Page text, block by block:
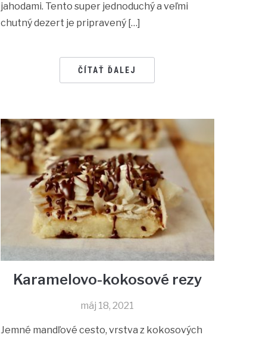
jahodami. Tento super jednoduchý a veľmi
chutný dezert je pripravený […]
ČÍTAŤ ĎALEJ
Karamelovo-kokosové rezy
máj 18, 2021
Jemné mandľové cesto, vrstva z kokosových